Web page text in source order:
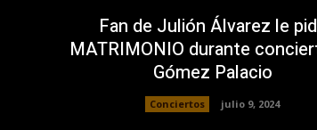
Fan de Julión Álvarez le
MATRIMONIO durante
Gómez Palacio
Conciertos julio 9, 2024